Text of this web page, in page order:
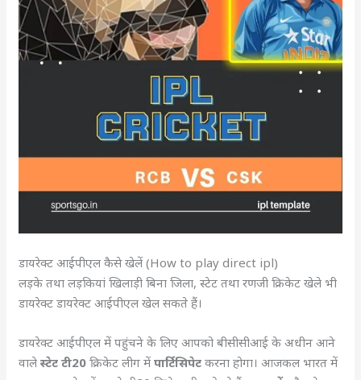
डायरेक्ट आईपीएल कैसे खेलें (How to play direct ipl)
लड़के तथा लड़कियां खिलाड़ी बिना जिला, स्टेट तथा रणजी क्रिकेट खेले भी
डायरेक्ट डायरेक्ट आईपीएल खेल सकते हैं।
डायरेक्ट आईपीएल में पहुंचने के लिए आपको बीसीसीआई के अधीन आने
वालेस्टेट टी20 क्रिकेट लीग मेंपार्टिसिपेटकरना होगा। आजकल भारत में